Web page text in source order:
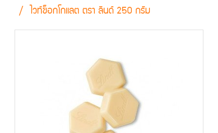
ไวท์ช็อกโกแลต ตรา ลินด์ 250 กรัม